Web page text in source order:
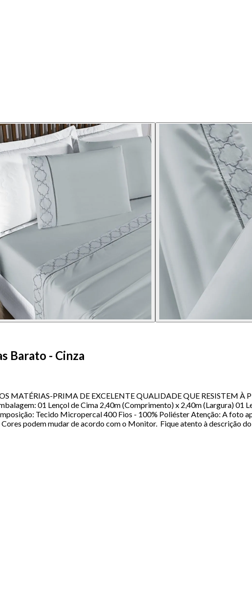
Barato - Cinza
MATÉRIAS-PRIMA DE EXCELENTE QUALIDADE QUE RESISTEM À
01 Lençol de Cima 2,40m (Comprimento) x 2,40m (Largura) 01
Tecido Micropercal 400 Fios - 100% Poliéster Atenção: A foto
podem mudar de acordo com o Monitor. Fique atento à descrição